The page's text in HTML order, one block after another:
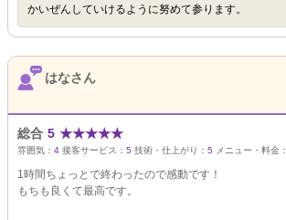
かいぜんしていけるように努めて参ります。
はなさん
総合 5 ★★★★★
雰囲気： 4 接客サービス： 5 技術・仕上がり： 5 メニュー・料金：
1時間ちょっとで終わったので感動です！
もちも良くて最高です。